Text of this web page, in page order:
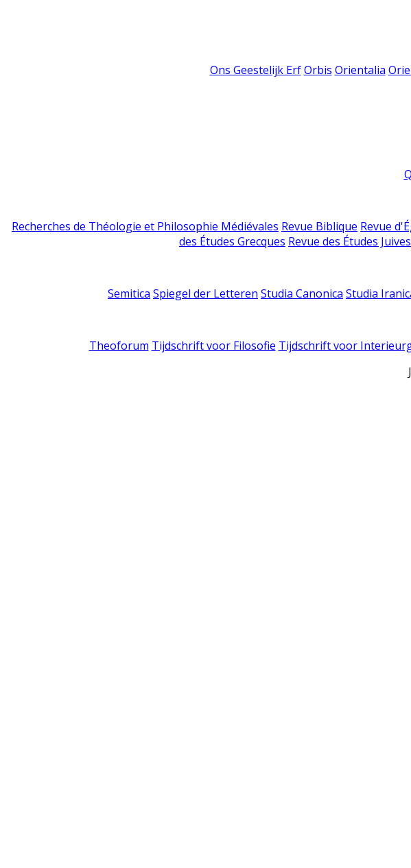
Ons Geestelijk Erf Orbis Orientalia
Recherches de Théologie et Philosophie Médiévales Revue Biblique Revue
des Études Grecques Revue des Études Juives
Semitica Spiegel der Letteren Studia Canonica Studia
Theoforum Tijdschrift voor Filosofie Tijdschrift voor